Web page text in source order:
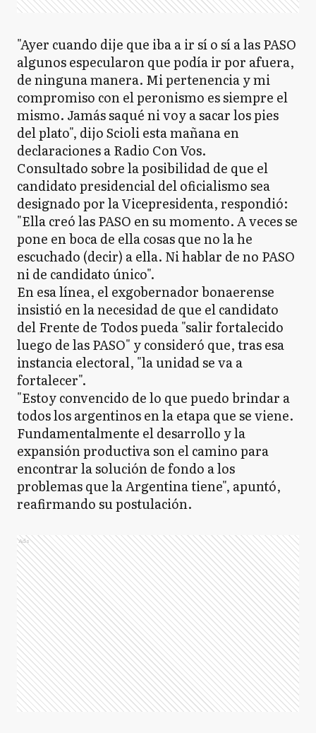
"Ayer cuando dije que iba a ir sí o sí a las PASO
algunos especularon que podía ir por afuera,
de ninguna manera. Mi pertenencia y mi
compromiso con el peronismo es siempre el
mismo. Jamás saqué ni voy a sacar los pies
del plato", dijo Scioli esta mañana en
declaraciones a Radio Con Vos.
Consultado sobre ​la posibilidad de que el
candidato presidencial del oficialismo sea
designado por la Vicepresidenta, respondió:
"Ella creó las PASO en su momento. A veces se
pone en boca de ella cosas que no la he
escuchado (decir) a ella. Ni hablar de no PASO
ni de candidato único".
En esa línea, el exgobernador bonaerense
insistió en la necesidad de que el candidato
del Frente de Todos pueda "salir fortalecido
luego de las PASO" y consideró que, tras esa
instancia electoral, "la unidad se va a
fortalecer".
"Estoy convencido de lo que puedo brindar a
todos los argentinos en la etapa que se viene.
Fundamentalmente el desarrollo y la
expansión productiva son el camino para
encontrar la solución de fondo a los
problemas que la Argentina tiene", apuntó,
reafirmando su postulación.
Ads